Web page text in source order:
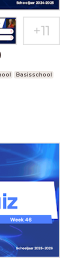
Basisschool